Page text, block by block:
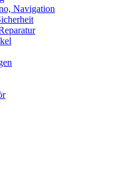
Navigation